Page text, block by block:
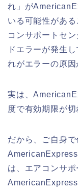
れ」が
いる可能性があ
コンサポートセ
ドエラーが発生
れがエラーの原因
実は、
度で有効期限が
だから、ご自身
は、エアコンサ